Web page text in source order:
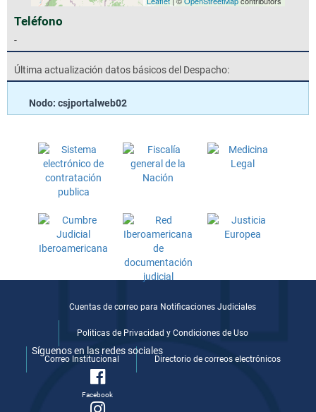
Teléfono
-
Última actualización datos básicos del Despacho:
Nodo: csjportalweb02
Cuentas de correo para Notificaciones Judiciales
Politicas de Privacidad y Condiciones de Uso
Correo Institucional Directorio de correos electrónicos
Síguenos en las redes sociales
Facebook